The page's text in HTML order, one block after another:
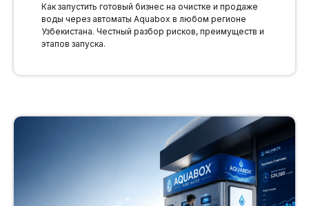
Как запустить готовый бизнес на очистке и продаже
воды через автоматы Aquabox в любом регионе
Узбекистана. Честный разбор рисков, преимуществ и
этапов запуска.